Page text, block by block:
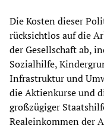
Die Kosten dieser
rücksichtlos auf die
der Gesellschaft ab,
Sozialhilfe,
Infrastruktur und
die Aktienkurse und
großzügiger
Realeinkommen der